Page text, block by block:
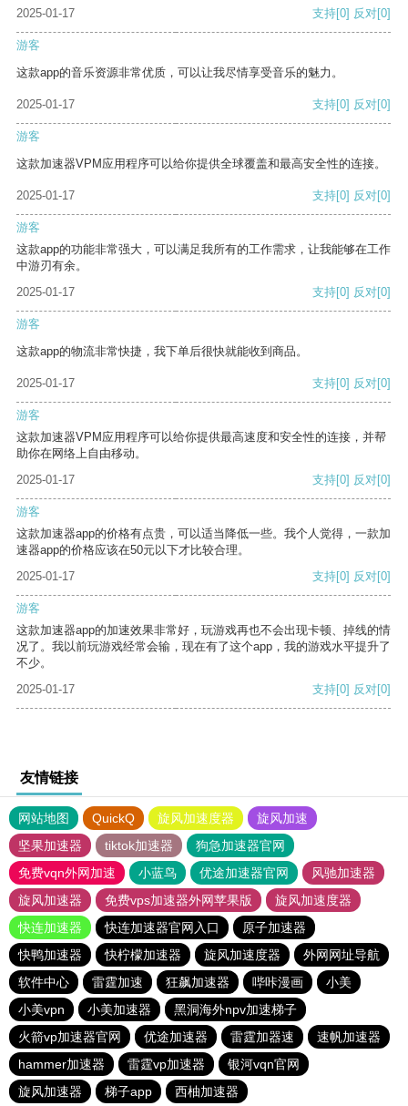
2025-01-17
支持[0] 反对[0]
游客
这款app的音乐资源非常优质，可以让我尽情享受音乐的魅力。
2025-01-17 支持[0] 反对[0]
游客
这款加速器VPM应用程序可以给你提供全球覆盖和最高安全性的连接。
2025-01-17 支持[0] 反对[0]
游客
这款app的功能非常强大，可以满足我所有的工作需求，让我能够在工作
中游刃有余。
2025-01-17
支持[0] 反对[0]
游客
这款app的物流非常快捷，我下单后很快就能收到商品。
2025-01-17 支持[0] 反对[0]
游客
这款加速器VPM应用程序可以给你提供最高速度和安全性的连接，并帮
助你在网络上自由移动。
2025-01-17
支持[0] 反对[0]
游客
这款加速器app的价格有点贵，可以适当降低一些。我个人觉得，一款加
速器app的价格应该在50元以下才比较合理。
2025-01-17
支持[0] 反对[0]
游客
这款加速器app的加速效果非常好，玩游戏再也不会出现卡顿、掉线的情
况了。我以前玩游戏经常会输，现在有了这个app，我的游戏水平提升了
不少。
2025-01-17
支持[0] 反对[0]
友情链接
网站地图 QuickQ 旋风加速度器
旋风加速
坚果加速器
tiktok加速器
狗急加速器官网
免费vqn外网加速
小蓝鸟 优途加速器官网
风驰加速器
旋风加速器
免费vps加速器外网苹果版
旋风加速度器
快连加速器
快连加速器官网入口
原子加速器
快鸭加速器
快柠檬加速器 旋风加速度器
外网网址导航
软件中心
雷霆加速 狂飙加速器 哔咔漫画
小美
小美vpn
小美加速器
黑洞海外npv加速梯子
火箭vp加速器官网
优途加速器 雷霆加器速
速帆加速器
hammer加速器
雷霆vp加速器
银河vqn官网
旋风加速器
梯子app 西柚加速器